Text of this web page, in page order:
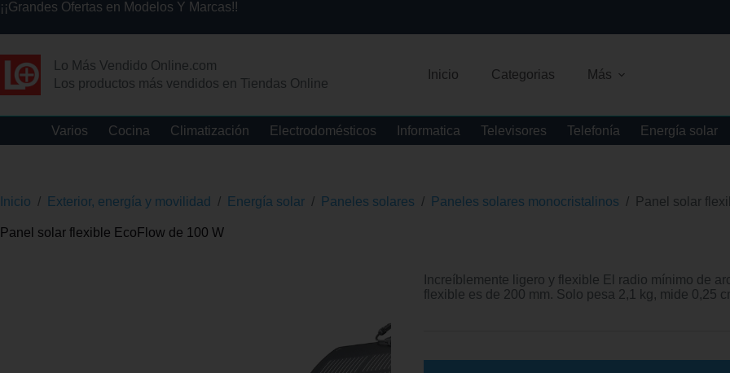
¡¡Grandes Ofertas en Modelos Y Marcas!!
Lo Más Vendido Online.com
Los productos más vendidos en Tiendas Online
Inicio Categorias Más
Varios Cocina Climatización Electrodomésticos Informatica Televisores Telefonía Energía solar
Inicio / Exterior, energía y movilidad / Energía solar / Paneles solares / Paneles solares monocristalinos / Panel solar
Panel solar flexible EcoFlow de 100 W
Increíblemente ligero y flexible El radio mínimo de
flexible es de 200 mm. Solo pesa 2,1 kg, mide 0,25